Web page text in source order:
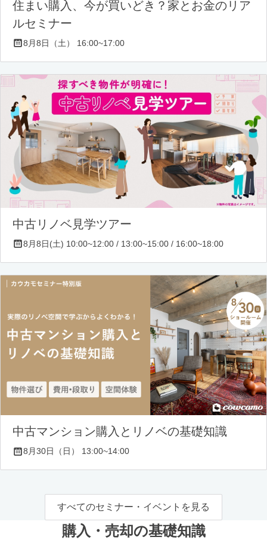
住まい購入、今が買いどき？家とお金のリア
ルセミナー
8月8日（土） 16:00~17:00
中古リノベ見学ツアー
8月8日(土) 10:00~12:00 / 13:00~15:00 / 16:00~18:00
中古マンション購入とリノベの基礎知識
8月30日（日） 13:00~14:00
すべてのセミナー・イベントを見る
購入・売却の基礎知識